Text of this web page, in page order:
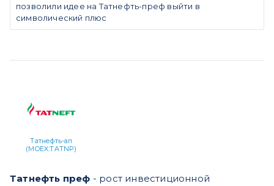
позволили идее на Татнефть-преф выйти в
символический плюс
Татнефть-ап
(MOEX:TATNP)
Татнефть преф - рост инвестиционной